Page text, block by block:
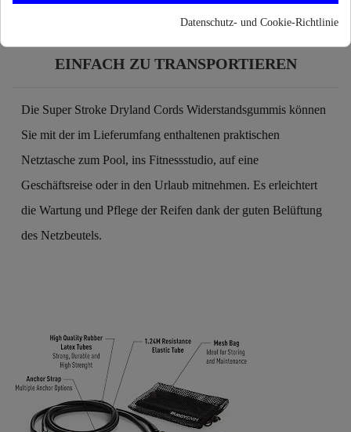
EINFACH ZU TRANSPORTIEREN
Die Super Stroke Dryland Cords Widerstandsgummis können
Sie mit der im Lieferumfang enthaltenen praktischen
Netztasche zum Pool, ins Fitnessstudio, auf eine
Geschäftsreise oder in den Urlaub mitnehmen. Es erleichtert
die Wartung und Pflege der Reifen dank der guten Belüftung
des Netzbeutels.
Datenschutz- und Cookie-Richtlinie